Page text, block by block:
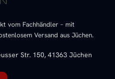
vom Fachhändler – mit
Versand aus Jüchen.
Str. 150, 41363 Jüchen